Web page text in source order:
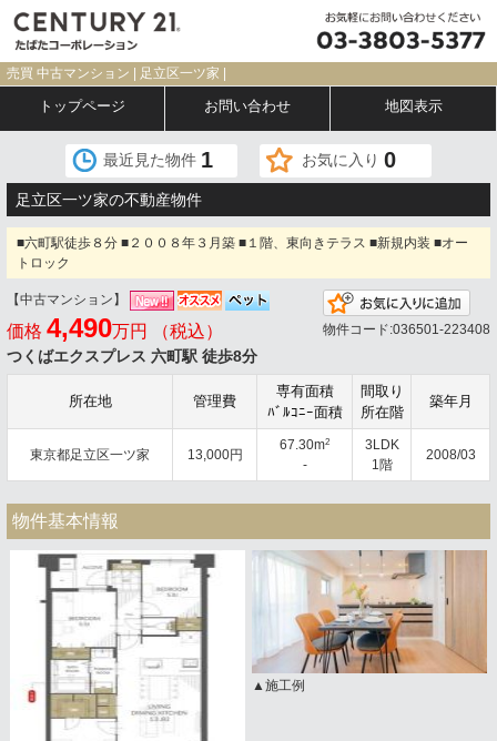
売買 中古マンション | 足立区一ツ家 |
トップページ お問い合わせ 地図表示
最近見た物件 1 お気に入り 0
足立区一ツ家の不動産物件
■六町駅徒歩８分 ■２００８年３月築 ■１階、東向きテラス ■新規内装 ■オー
トロック
【中古マンション】
価格 4,490万円 （税込）
つくばエクスプレス 六町駅 徒歩8分
物件コード:036501-223408
所在地 管理費
専有面積
ﾊﾞﾙｺﾆｰ面積
間取り
所在階
築年月
東京都足立区一ツ家 13,000円
67.30m2
-
3LDK
1階
2008/03
物件基本情報
▲施工例